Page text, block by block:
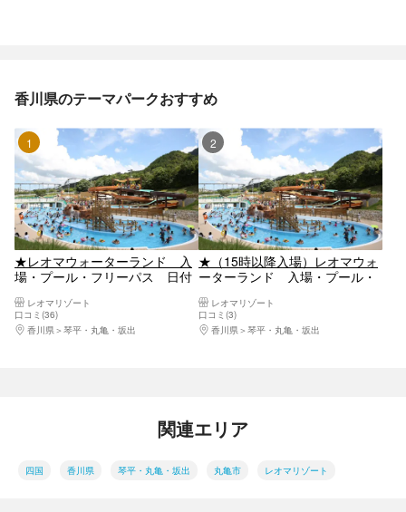
香川県のテーマパークおすすめ
1位
★レオマウォーターランド 入
場・プール・フリーパス 日付
レオマリゾート
口コミ(36)
香川県
琴平・丸亀・坂出
2位
★（15時以降入場）レオマウォ
ーターランド 入場・プール・
レオマリゾート
口コミ(3)
香川県
琴平・丸亀・坂出
関連エリア
四国 香川県 琴平・丸亀・坂出 丸亀市 レオマリゾート